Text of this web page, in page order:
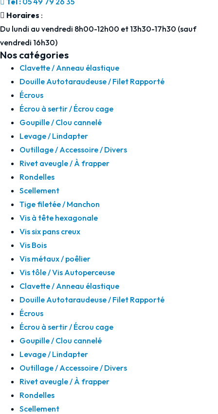
Horaires :
Du lundi au vendredi 8h00-12h00 et 13h30-17h30 (sauf
vendredi 16h30)
Nos catégories
Clavette / Anneau élastique
Douille Autotaraudeuse / Filet Rapporté
Écrous
Écrou à sertir / Écrou cage
Goupille / Clou cannelé
Levage / Lindapter
Outillage / Accessoire / Divers
Rivet aveugle / À frapper
Rondelles
Scellement
Tige filetée / Manchon
Vis à tête hexagonale
Vis six pans creux
Vis Bois
Vis métaux / poêlier
Vis tôle / Vis Autoperceuse
Clavette / Anneau élastique
Douille Autotaraudeuse / Filet Rapporté
Écrous
Écrou à sertir / Écrou cage
Goupille / Clou cannelé
Levage / Lindapter
Outillage / Accessoire / Divers
Rivet aveugle / À frapper
Rondelles
Scellement